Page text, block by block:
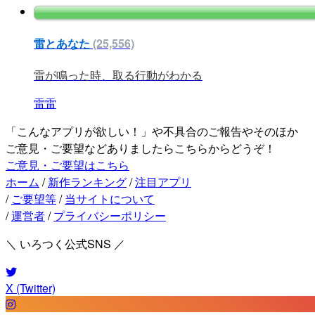
雷とあなた (25,556)
雷が鳴った時、取る行動がわかる
雷雷
「こんなアプリが欲しい！」や不具合のご報告やそのほか
ご意見・ご要望などありましたらこちらからどうぞ！
ご意見・ご要望はこちら
ホーム / 新作ランキング/注目アプリ
/ ご要望等/ 当サイトについて
/運営者/ プライバシーポリシー
＼ いろつく公式SNS ／
X (Twitter)